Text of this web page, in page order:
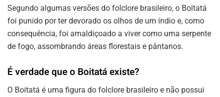
Segundo algumas versões do folclore brasileiro, o Boitatá
foi punido por ter devorado os olhos de um índio e, como
consequência, foi amaldiçoado a viver como uma serpente
de fogo, assombrando áreas florestais e pântanos.
É verdade que o Boitatá existe?
O Boitatá é uma figura do folclore brasileiro e não possui